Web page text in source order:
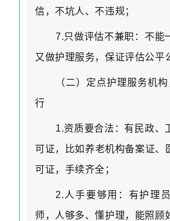
信，不坑人、不违规；
7.只做评估不兼职：不能
又做护理服务，保证评估公平
（二）定点护理服务机
行
1.资质要合法：有民政、
可证，比如养老机构备案证、
可证，手续齐全；
2. 人手要够用：有护理
师，人够多、懂护理，能照顾